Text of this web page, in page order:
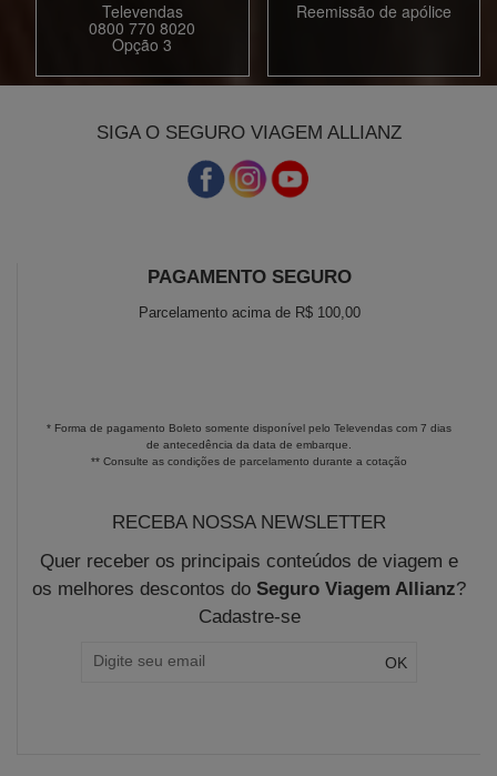
Televendas
0800 770 8020
Opção 3
Reemissão de apólice
SIGA O SEGURO VIAGEM ALLIANZ
PAGAMENTO SEGURO
Parcelamento acima de R$ 100,00
* Forma de pagamento Boleto somente disponível pelo Televendas com 7 dias
de antecedência da data de embarque.
** Consulte as condições de parcelamento durante a cotação
RECEBA NOSSA NEWSLETTER
Quer receber os principais conteúdos de viagem e
os melhores descontos do Seguro Viagem Allianz?
Cadastre-se